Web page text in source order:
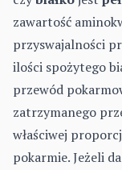
zawartość
przyswajalności
ilości spożytego
przewód
zatrzymanego
właściwej
pokarmie. Jeżeli